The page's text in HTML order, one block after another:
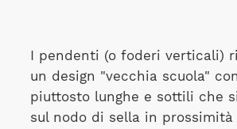
I pendenti (o foderi verticali)
un design "vecchia scuola"
piuttosto lunghe e sottili che
sul nodo di sella in